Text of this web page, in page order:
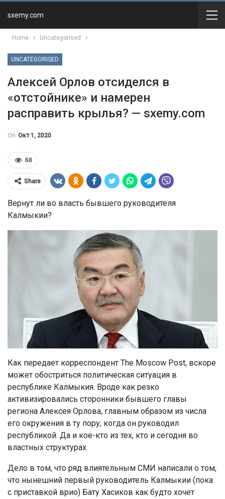
sxemy.com
Home Uncategorised
UNCATEGORISED
Алексей Орлов отсиделся в
«отстойнике» и намерен
расправить крылья? — sxemy.com
On Окт 1, 2020
68
Share
Вернут ли во власть бывшего руководителя
Калмыкии?
Как передает корреспондент The Moscow Post, вскоре
может обостриться политическая ситуация в
республике Калмыкия. Вроде как резко
активизировались сторонники бывшего главы
региона Алексея Орлова, главным образом из числа
его окружения в ту пору, когда он руководил
республикой. Да и кое-кто из тех, кто и сегодня во
властных структурах.
Дело в том, что ряд влиятельным СМИ написали о том,
что нынешний первый руководитель Калмыкии (пока
с приставкой врио) Бату Хасиков как будто хочет